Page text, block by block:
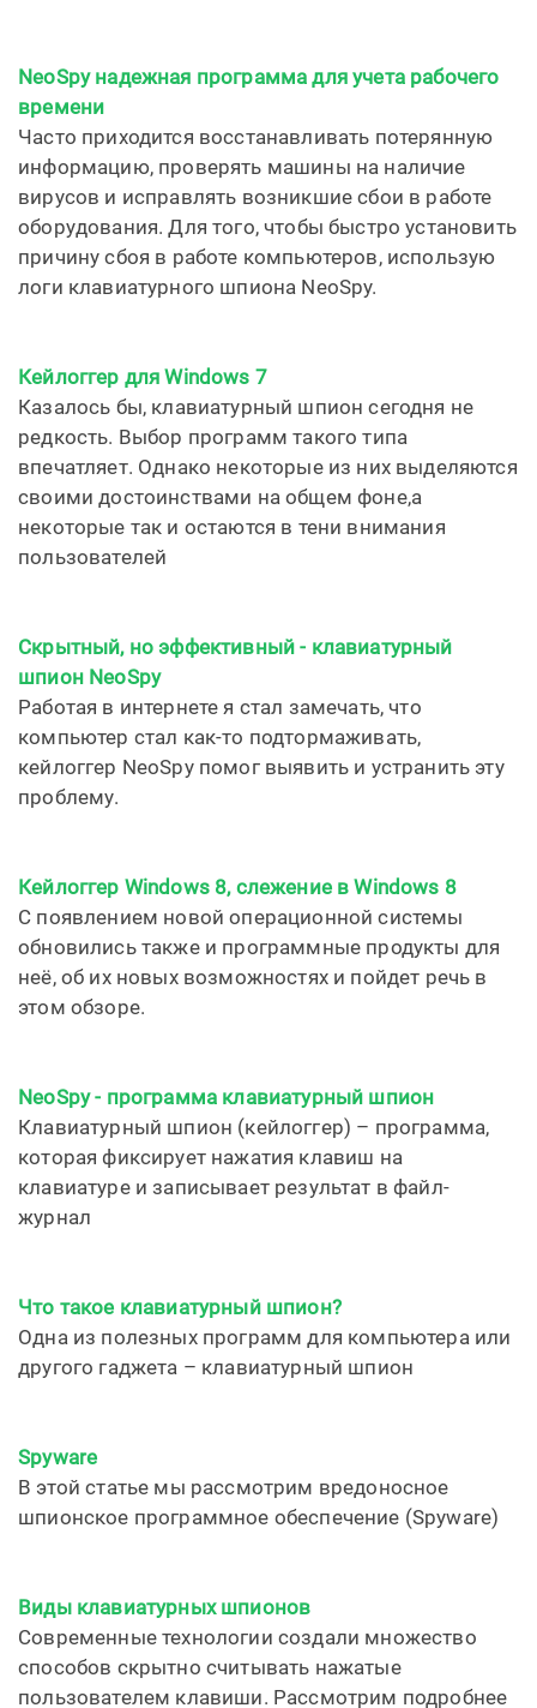
NeoSpy надежная программа для учета рабочего
времени
Часто приходится восстанавливать потерянную
информацию, проверять машины на наличие
вирусов и исправлять возникшие сбои в работе
оборудования. Для того, чтобы быстро установить
причину сбоя в работе компьютеров, использую
логи клавиатурного шпиона NeoSpy.
Кейлоггер для Windows 7
Казалось бы, клавиатурный шпион сегодня не
редкость. Выбор программ такого типа
впечатляет. Однако некоторые из них выделяются
своими достоинствами на общем фоне,а
некоторые так и остаются в тени внимания
пользователей
Скрытный, но эффективный - клавиатурный
шпион NeoSpy
Работая в интернете я стал замечать, что
компьютер стал как-то подтормаживать,
кейлоггер NeoSpy помог выявить и устранить эту
проблему.
Кейлоггер Windows 8, слежение в Windows 8
С появлением новой операционной системы
обновились также и программные продукты для
неё, об их новых возможностях и пойдет речь в
этом обзоре.
NeoSpy - программа клавиатурный шпион
Клавиатурный шпион (кейлоггер) – программа,
которая фиксирует нажатия клавиш на
клавиатуре и записывает результат в файл-
журнал
Что такое клавиатурный шпион?
Одна из полезных программ для компьютера или
другого гаджета – клавиатурный шпион
Spyware
В этой статье мы рассмотрим вредоносное
шпионское программное обеспечение (Spyware)
Виды клавиатурных шпионов
Современные технологии создали множество
способов скрытно считывать нажатые
пользователем клавиши. Рассмотрим подробнее